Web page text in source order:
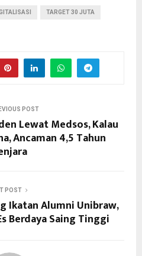
TARGET 30 JUTA
POST
Lewat Medsos, Kalau
Ancaman 4,5 Tahun
POST
Ikatan Alumni Unibraw,
Berdaya Saing Tinggi